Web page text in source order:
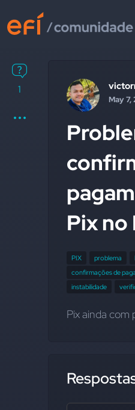
1
May 7,
Pix
PIX problema
confirmações de
instabilidade
Pix ainda com